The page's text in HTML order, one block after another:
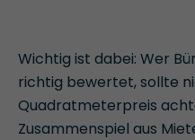
Wichtig ist dabei: Wer
richtig bewertet, sollte
Quadratmeterpreis
Zusammenspiel aus